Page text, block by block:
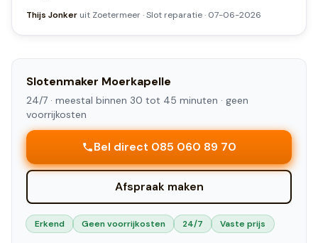
Thijs Jonker uit Zoetermeer·Slot reparatie· 07-06-2026
Slotenmaker Moerkapelle
24/7 · meestal binnen 30 tot 45 minuten · geen
voorrijkosten
Bel direct 085 060 89 70
Afspraak maken
Erkend Geen voorrijkosten 24/7 Vaste prijs